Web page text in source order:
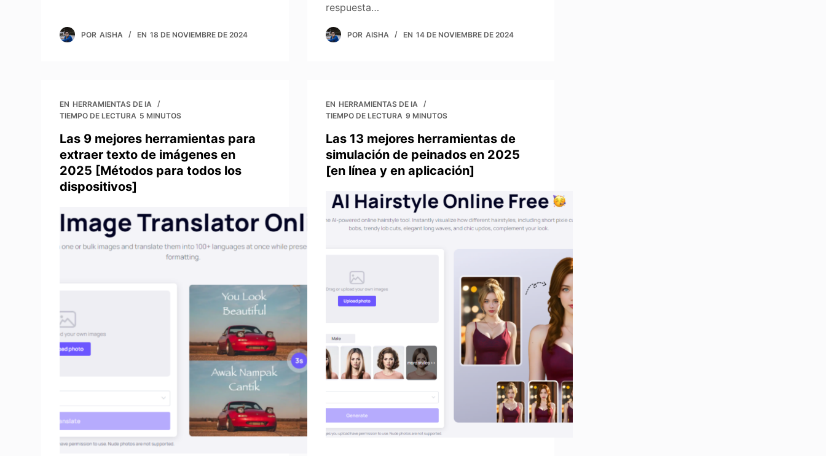
POR AISHA EN 18 DE NOVIEMBRE DE 2024
respuesta…
POR AISHA EN 14 DE NOVIEMBRE DE 2024
EN HERRAMIENTAS DE IA
TIEMPO DE LECTURA 5 MINUTOS
Las 9 mejores herramientas para
extraer texto de imágenes en
2025 [Métodos para todos los
dispositivos]
EN HERRAMIENTAS DE IA
TIEMPO DE LECTURA 9 MINUTOS
Las 13 mejores herramientas de
simulación de peinados en 2025
[en línea y en aplicación]